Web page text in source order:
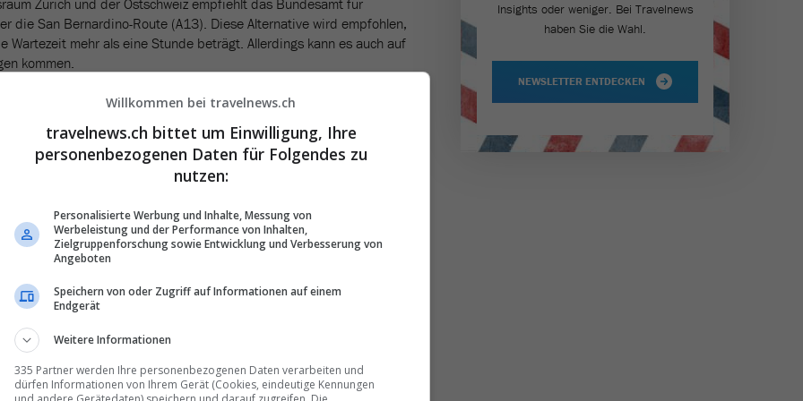
Zürich und der Ostschweiz empfiehlt das Bundesamt für
die San Bernardino-Route (A13). Diese Alternative wird empfohlen,
Wartezeit mehr als eine Stunde beträgt. Allerdings kann es auch auf
kommen.
reist, kann mit dem Autozug durch den Lötschberg und den
aus der Westschweiz ist der Grosse St. Bernhard eine gute
durch den Grossen St. Bernhard im Gegensatz zum Gotthard-
auf
erhöhten Reiseaufkommen zwischen der Deutschschweiz und
eines Güterzugs am 10. August 2023 sei die Kapazität durch
wie vor eingeschränkt, betonte die SBB in einer Mitteilung im
nachzukommen, setzt die SBB über die Osterfeiertage
von der Deutschschweiz ins Tessin und zurück ein, insgesamt
Sitzplätze zur Verfügung (Travelnews berichtete).
Insights oder weniger. Bei Travel­news
haben Sie die Wahl.
NEWSLETTER ENTDECKEN
Willkommen bei travelnews.ch
travelnews.ch bittet um Einwilligung, Ihre
personenbezogenen Daten für Folgendes zu
nutzen:
Personalisierte Werbung und Inhalte, Messung von
Werbeleistung und der Performance von Inhalten,
Zielgruppenforschung sowie Entwicklung und Verbesserung von
Angeboten
Speichern von oder Zugriff auf Informationen auf einem
Endgerät
Weitere Informationen
335 Partner werden Ihre personenbezogenen Daten verarbeiten und
dürfen Informationen von Ihrem Gerät (Cookies, eindeutige Kennungen